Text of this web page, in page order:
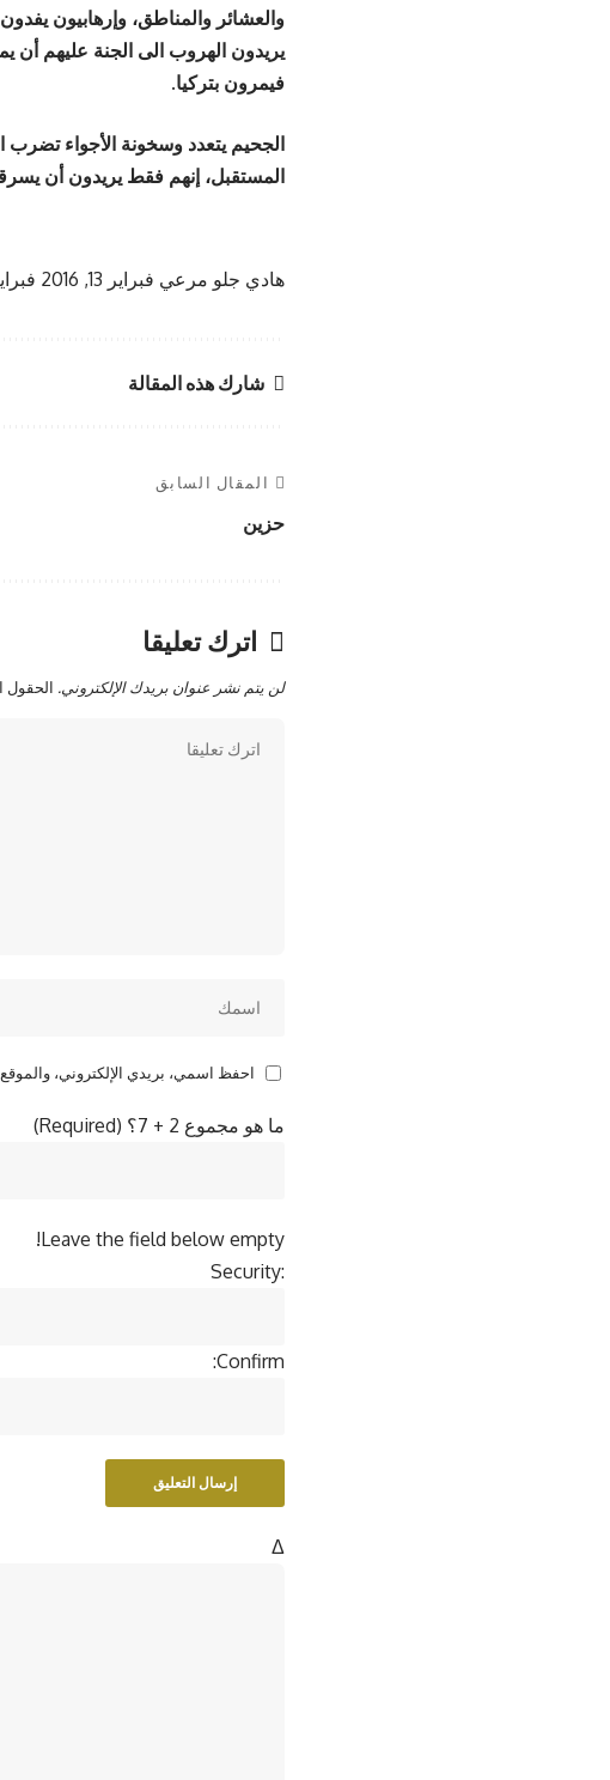
والعشائر والمناطق، وإرهابيون
يريدون الهروب الى الجنة عليهم أن
فيمرون بتركيا.
الجحيم يتعدد وسخونة الأجواء تضرب
المستقبل، إنهم فقط يريدون أن
هادي جلو مرعي فبراير 13, 2016 فبراير 13,
شارك هذه المقالة
المقال السابق
حزين
اترك تعليقا
لن يتم نشر عنوان بريدك الإلكتروني. الحقول
احفظ اسمي، بريدي الإلكتروني،
ما هو مجموع 2 + 7؟ (Required)
Leave the field below empty!
Security:
Confirm:
Δ